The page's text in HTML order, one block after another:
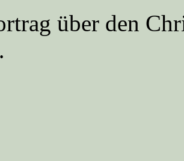
über den